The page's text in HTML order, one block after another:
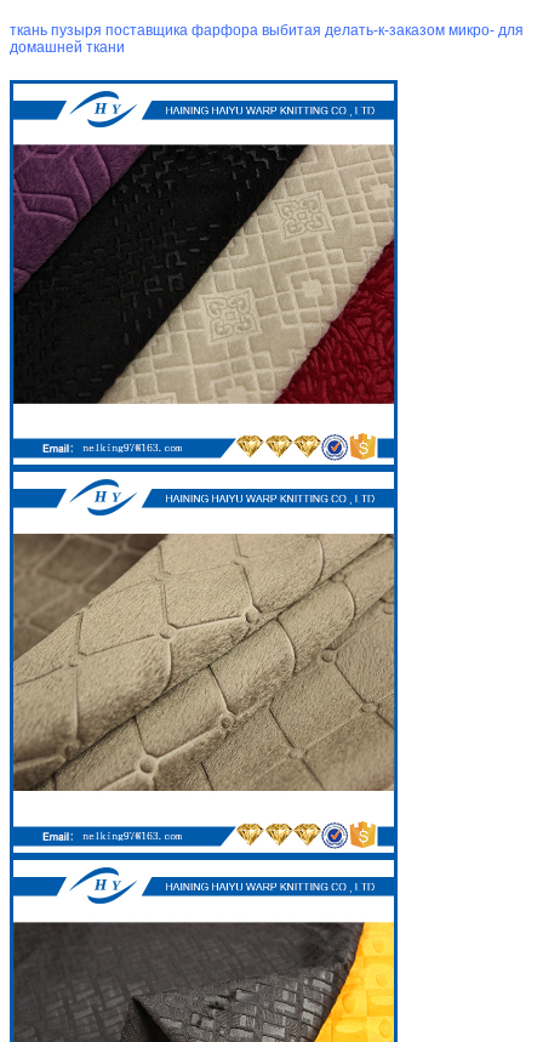
ткань пузыря поставщика фарфора выбитая делать-к-заказом микро- для
домашней ткани